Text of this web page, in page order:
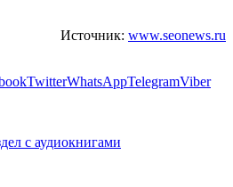
Источник: www.seonews.ru
TwitterWhatsAppTelegramViber
с аудиокнигами